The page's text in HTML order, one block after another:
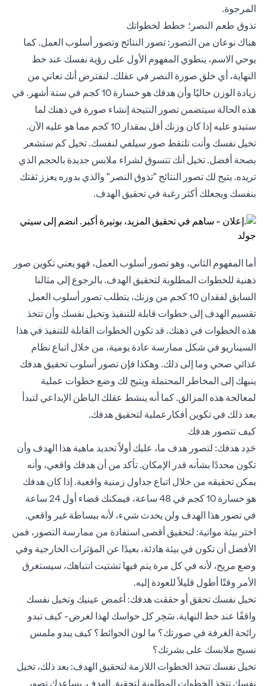
المرجوة.
تذوق طعم النصر؛ خطط لخطواتك
هناك نوعان من التصور: تصور النتائج وتصور أسلوب العمل. كما
يوحي الاسم، ينطوي المفهوم الأول على رؤية نفسك عند خط
النهاية، أي خلق صورة النصر في عقلك. لنفترض أنك تعاني من
زيادة الوزن حاليًا وأن هدفك هو خسارة 10 كجم في ستة أشهر. في
هذه الحالة سيتضمن تصور النتيجة إنشاء صورة في ذهنك لما
ستبدو عليه إذا كان وزنك أقل بمقدار 10 كجم مما هو عليه الآن.
تخيل نفسك وأنت تلتقط صور سيلفي لنفسك. تخيل كم ستشعر
بصحة أفضل. تخيل أنك تتسوق لشراء ملابس جديدة بالحجم الذي
تريده. يتيح لك تصور النتائج "تذوق النصر" والذي بدوره يعزز ثقتك
بنفسك ويجعلك أكثر رغبة في تحقيق الهدف.
أما المفهوم الثاني، وهو تصور أسلوب العمل، فهو يعني تكوين صور
ذهنية للخطوات المطلوبة لتحقيق الهدف. بالرجوع إلى مثالنا
السابق لفقدان 10 كجم من وزنك، يتطلب تصور أسلوب العمل
تقسيم الهدف إلى خطوات قابلة للتنفيذ وتخيل نفسك وأن تتخذ
هذه الخطوات في ذهنك. قد تكون الخطوات القابلة للتنفيذ في هذا
السيناريو في شكل ممارسة عادة يومية، من خلال اتباع نظام
غذائي صحي وما إلى ذلك. وهكذا فإن تصور أسلوب تحقيق هدفك
ينبهك إلى المخاطر المحتملة ويتيح لك وضع خطوات عملية
لمعالجة هذه المزالق. كما أنه ينشط عقلك الباطن الإبداعي لتبدأ
بعد ذلك في تكوين أفكارعملية لتحقيق هدفك.
كيف تتصور هدفك
حَدِد هدفك: لتصور هدف ما، عليك أولاً تحديد ماهية هذا الهدف وأن
تكون محددًا بشأنه قدر الإمكان. تأكد من أن هدفك واقعي، وأنه
يمكن تحقيقه من خلال اتباع جداول زمنية واقعية. إذا كان هدفك
هو خسارة 10 كجم في 48 ساعة، فيمكنك قضاء أول 24 ساعة
في تصور هذا الهدف ولن يحدث شيء، لأنه ببساطة غير واقعي.
اختر بيئة مواتية: لتحقيق أقصى استفادة من ممارسة التصور، فمن
الأفضل أن تكون في بيئة هادئة، بعيدًا عن المؤثرات الخارجية وفي
وضع مريح، لأنه في كل مرة يتم فيها تشتيت انتباهك، سيستغرق
الأمر وقتًا أطول قليلاً للعودة إليه.
تخيل نفسك تحقق أو حققت هدفك: أغمض عينيك وتخيل نفسك
واقفًا عند خط النهاية. سَخِر كل حواسك لهذا لغرض- كيف تبدو
رائحة الغرفة في صورتك؟ ما لون الحوائط؟ كيف يبدو ملمس
نسيج ملابسك على بشرتك؟
تخيل نفسك تتخذ الخطوات اللازمة لتحقيق الهدف: بعد ذلك، تخيل
نفسك تتخذ الخطوات المطلوبة لتحقيق الهدف. يساعدك تصور